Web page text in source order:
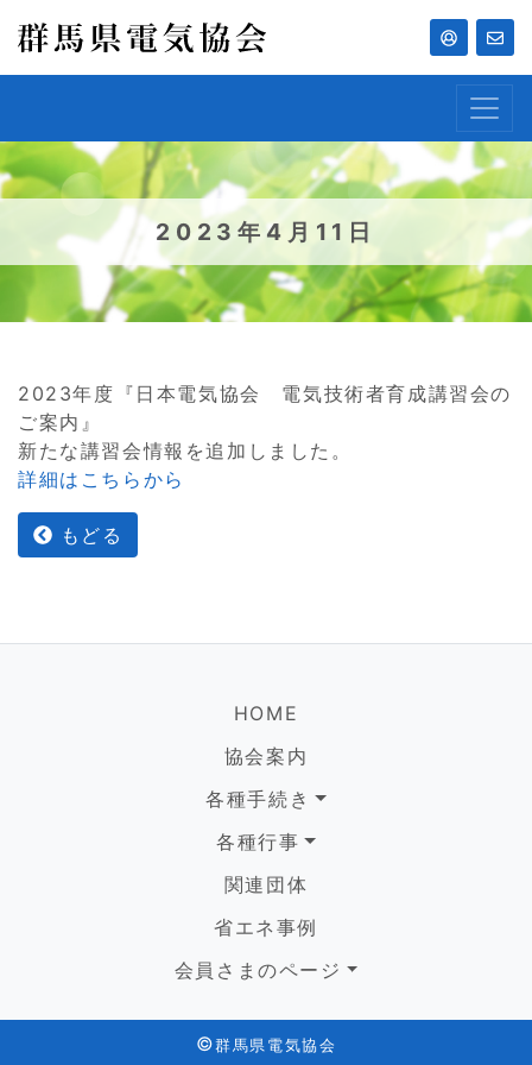
2023年4月11日
2023年度『日本電気協会 電気技術者育成講習会の
ご案内』
新たな講習会情報を追加しました。
詳細はこちらから
もどる
HOME
協会案内
各種手続き
各種行事
関連団体
省エネ事例
会員さまのページ
©群馬県電気協会